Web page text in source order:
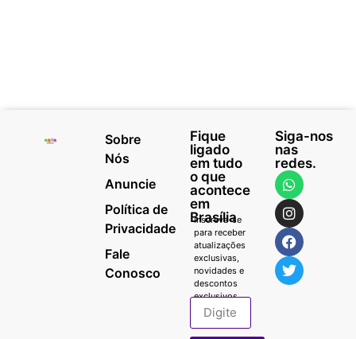
Sobre
Nós
Anuncie
Política de
Privacidade
Fale
Conosco
Fique
ligado
em tudo
o que
acontece
em
Brasília
Inscreva-se
para receber
atualizações
exclusivas,
novidades e
descontos
exclusivos.
Siga-nos
nas
redes.